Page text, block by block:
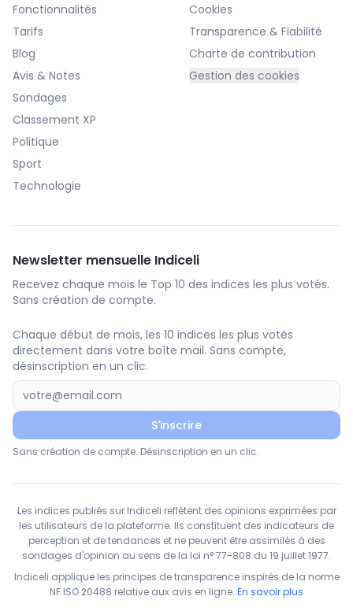
Fonctionnalités
Tarifs
Blog
Avis & Notes
Sondages
Classement XP
Politique
Sport
Technologie
Cookies
Transparence & Fiabilité
Charte de contribution
Gestion des cookies
Newsletter mensuelle Indiceli
Recevez chaque mois le Top 10 des indices les plus votés.
Sans création de compte.
Chaque début de mois, les 10 indices les plus votés
directement dans votre boîte mail. Sans compte,
désinscription en un clic.
S'inscrire
Sans création de compte. Désinscription en un clic.
Les indices publiés sur Indiceli reflètent des opinions exprimées par
les utilisateurs de la plateforme. Ils constituent des indicateurs de
perception et de tendances et ne peuvent être assimilés à des
sondages d'opinion au sens de la loi n° 77-808 du 19 juillet 1977.
Indiceli applique les principes de transparence inspirés de la norme
NF ISO 20488 relative aux avis en ligne. En savoir plus